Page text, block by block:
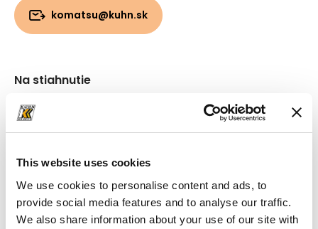
This website uses cookies
We use cookies to personalise content and ads, to
provide social media features and to analyse our traffic.
We also share information about your use of our site with
komatsu@kuhn.sk
Na stiahnutie
Priečinok